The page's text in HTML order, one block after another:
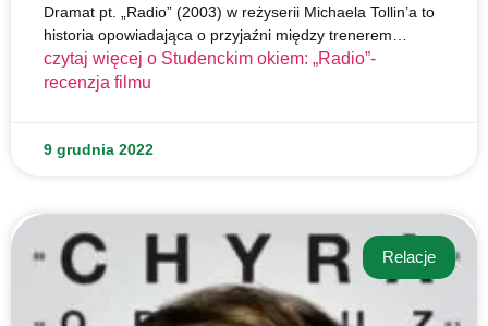
Dramat pt. „Radio” (2003) w reżyserii Michaela Tollin’a to
historia opowiadająca o przyjaźni między trenerem…
czytaj więcej o Studenckim okiem: „Radio”-
recenzja filmu
9 grudnia 2022
Relacje